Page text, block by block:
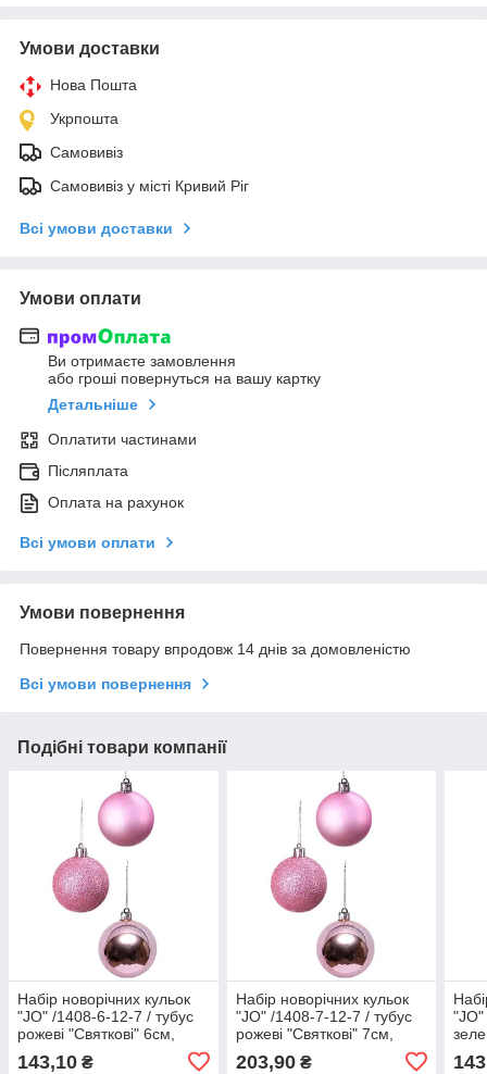
Умови доставки
Нова Пошта
Укрпошта
Самовивіз
Самовивіз у місті Кривий Ріг
Всі умови доставки
Умови оплати
Ви отримаєте замовлення
або гроші повернуться на вашу картку
Детальніше
Оплатити частинами
Післяплата
Оплата на рахунок
Всі умови оплати
Умови повернення
Повернення товару впродовж 14 днів за домовленістю
Всі умови повернення
Подібні товари компанії
Набір новорічних кульок
"JO" /1408-6-12-7 / тубус
рожеві "Святкові" 6см,
143,10 ₴
Набір новорічних кульок
"JO" /1408-7-12-7 / тубус
рожеві "Святкові" 7см,
203,90₴
"JO"